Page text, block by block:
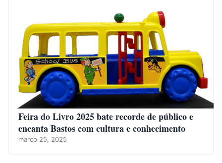
Feira do Livro 2025 bate recorde de público e
encanta Bastos com cultura e conhecimento
março 25, 2025